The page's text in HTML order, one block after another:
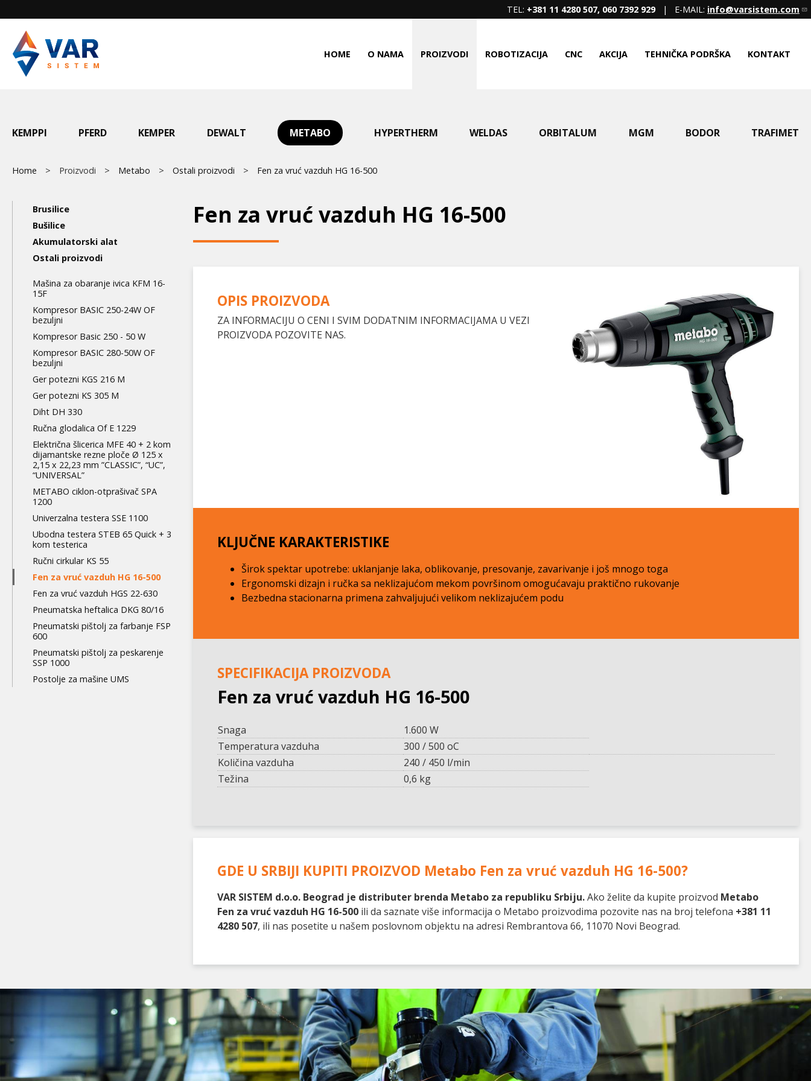
to
main
content
TEL: +381 11 4280 507, 060 7392 929| E-MAIL: info@varsistem.com
HOME O NAMA PROIZVODI ROBOTIZACIJA CNC AKCIJA TEHNIČKA PODRŠKA KONTAKT
Main
KEMPPI PFERD KEMPER DEWALT METABO HYPERTHERM WELDAS ORBITALUM MGM BODOR TRAFIMET
Breadcrumb
Home Proizvodi Metabo Ostali proizvodi Fen za vruć vazduh HG 16-500
Fen za vruć vazduh HG 16-500
OPIS PROIZVODA
ZA INFORMACIJU O CENI I SVIM DODATNIM INFORMACIJAMA U VEZI
PROIZVODA POZOVITE NAS.
KLJUČNE KARAKTERISTIKE
Širok spektar upotrebe: uklanjanje laka, oblikovanje, presovanje, zavarivanje i još mnogo toga
Ergonomski dizajn i ručka sa neklizajućom mekom površinom omogućavaju praktično rukovanje
Bezbedna stacionarna primena zahvaljujući velikom neklizajućem podu
SPECIFIKACIJA PROIZVODA
Fen za vruć vazduh HG 16-500
Snaga
1.600 W
Temperatura vazduha
300 / 500 oC
Količina vazduha
240 / 450 l/min
Težina
0,6 kg
GDE U SRBIJI KUPITI PROIZVOD Metabo Fen za vruć vazduh HG 16-500?
VAR SISTEM d.o.o. Beograd je distributer brenda Metabo za republiku Srbiju.Ako želite da kupite proizvod Metabo
Fen za vruć vazduh HG 16-500 ili da saznate više informacija o Metabo proizvodima pozovite nas na broj telefona +381 11
4280 507, ili nas posetite u našem poslovnom objektu na adresi Rembrantova 66, 11070 Novi Beograd.
Main
navigation
3nd
Brusilice
Bušilice
Akumulatorski alat
Ostali proizvodi
Mašina za obaranje ivica KFM 16-
15F
Kompresor BASIC 250-24W OF
bezuljni
Kompresor Basic 250 - 50 W
Kompresor BASIC 280-50W OF
bezuljni
Ger potezni KGS 216 M
Ger potezni KS 305 M
Diht DH 330
Ručna glodalica Of E 1229
Električna šlicerica MFE 40 + 2 kom
dijamantske rezne ploče Ø 125 x
2,15 x 22,23 mm ”CLASSIC”, “UC”,
“UNIVERSAL”
METABO ciklon-otprašivač SPA
1200
Univerzalna testera SSE 1100
Ubodna testera STEB 65 Quick + 3
kom testerica
Ručni cirkular KS 55
Fen za vruć vazduh HG 16-500
Fen za vruć vazduh HGS 22-630
Pneumatska heftalica DKG 80/16
Pneumatski pištolj za farbanje FSP
600
Pneumatski pištolj za peskarenje
SSP 1000
Postolje za mašine UMS